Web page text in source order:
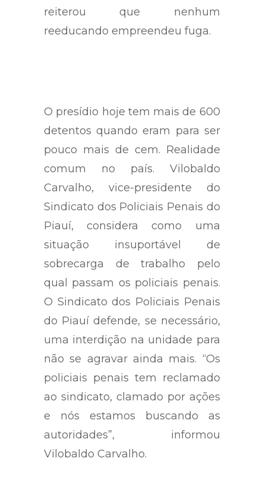
reiterou que nenhum
reeducando empreendeu fuga.
O presídio hoje tem mais de 600
detentos quando eram para ser
pouco mais de cem. Realidade
comum no país. Vilobaldo
Carvalho, vice-presidente do
Sindicato dos Policiais Penais do
Piauí, considera como uma
situação insuportável de
sobrecarga de trabalho pelo
qual passam os policiais penais.
O Sindicato dos Policiais Penais
do Piauí defende, se necessário,
uma interdição na unidade para
não se agravar ainda mais. “Os
policiais penais tem reclamado
ao sindicato, clamado por ações
e nós estamos buscando as
autoridades”, informou
Vilobaldo Carvalho.